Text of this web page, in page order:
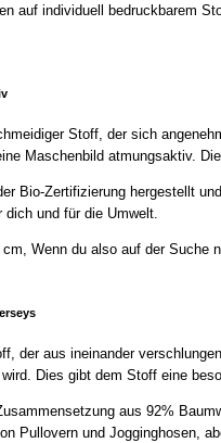
auf individuell bedruckbarem
Stoff, der sich
Maschenbild atmungsaktiv.
Bio-Zertifizierung hergestellt
und für die Umwelt.
Wenn du also auf der
der aus ineinander
Dies gibt dem Stoff eine
aus 92%
Pullovern und Jogginghosen,